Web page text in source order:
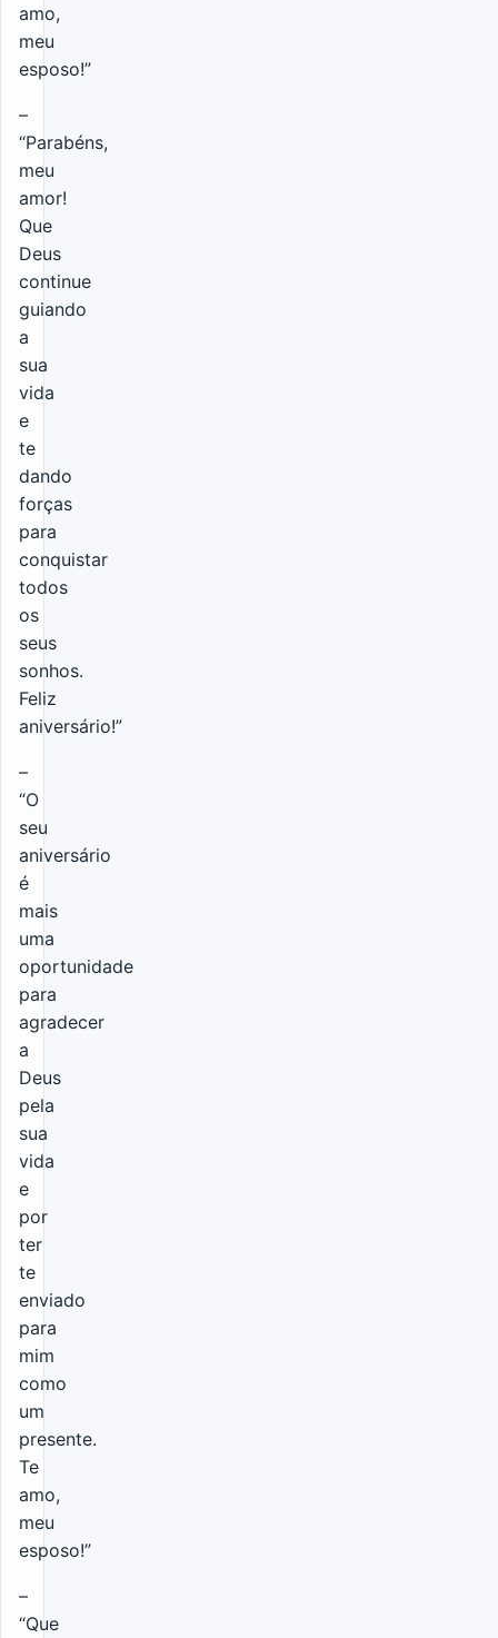
amo,
meu
esposo!”
–
“Parabéns,
meu
amor!
Que
Deus
continue
guiando
a
sua
vida
e
te
dando
forças
para
conquistar
todos
os
seus
sonhos.
Feliz
aniversário!”
–
“O
seu
aniversário
é
mais
uma
oportunidade
para
agradecer
a
Deus
pela
sua
vida
e
por
ter
te
enviado
para
mim
como
um
presente.
Te
amo,
meu
esposo!”
–
“Que